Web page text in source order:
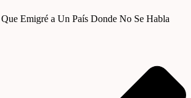
Emigré a Un País Donde No Se Habla